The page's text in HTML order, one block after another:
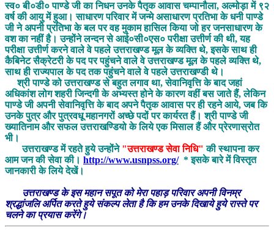
स्व० बी०डी० पाण्डे जी का निधन उनके पैतृक आवास चम्पानौला, अल्मोड़ा में ९२
वर्ष की आयु में हुआ। साधारण परिवार में जन्मे असाधारण प्रतिभा के धनी पाण्डे
जी ने अपनी प्रतिभा के बल पर वह मुकाम हासिल किया जो हर जनसाधारण के
वश का नहीं है। उन्होंने लन्दन से आई०सी०एस० परीक्षा उत्तीर्ण की थी, यह
परीक्षा उत्तीर्ण करने वाले वे पहले उत्तराखण्ड मूल के व्यक्ति थे, इसके साथ ही
कैबिनेट सैक्रेटरी के पद पर पहुंचने वाले वे उत्तराखण्ड मूल के पहले व्यक्ति थे,
साथ ही राज्यपाल के पद तक पहुंचने वाले वे पहले उत्तराखण्डी थे।
श्री पाण्डे को उत्तराखण्ड से बहुत लगाव था, सेवानिवृत्ति के बाद जहां
अधिकांश लोग शहरी जिन्दगी के अभ्यस्त होने के कारण वहीं बस जाते हैं, लेकिन
पाण्डे जी अपनी सेवानिवृत्ति के बाद अपने पैतृक आवास पर ही रहने आये, जब कि
उनके पुत्र और पुत्रवधू महानगरों अच्छे पदों पर कार्यरत हैं। श्री पाण्डे जी
ख्यातिनाम और सफल उत्तराखण्डियो के लिये एक मिसाल हैं और प्रेरणास्रोत
भी।
उत्तराखण्ड में रहते हुये उन्होंने "उत्तराखण्ड सेवा निधि" की स्थापना कर
आम जन की सेवा की। http://www.usnpss.org/* इसके बारे में विस्तृत
जानकारी के लिये देखें।
उत्तराखण्ड के इस महान सपूत को मेरा पहाड़ परिवार अपनी विनम्र
श्रद्धांजलि अर्पित करते हुये संकल्प लेता है कि हम उनके दिखाये हुये रास्ते पर
चलने का प्रयास करेंगे।